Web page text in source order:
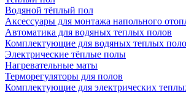
Водяной тёплый пол
Аксессуары для монтажа напольного
Автоматика для водяных теплых полов
Комплектующие для водяных теплых
Электрические тёплые полы
Нагревательные маты
Терморегуляторы для полов
Комплектующие для электрических